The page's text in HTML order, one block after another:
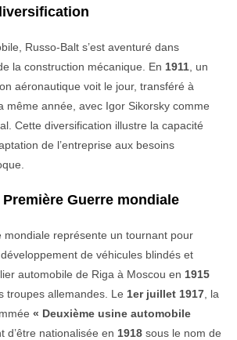
Russo-Balt s’est aventuré dans
la construction mécanique. En 1911 , un
aéronautique voit le jour, transféré à
même année, avec Igor Sikorsky comme
Cette diversification illustre la capacité
de l’entreprise aux besoins
Guerre mondiale
mondiale représente un tournant pour
de véhicules blindés et
automobile de Riga à Moscou en 1915
troupes allemandes. Le 1er juillet 1917 , la
« Deuxième usine automobile
d’être nationalisée en 1918 sous le nom de